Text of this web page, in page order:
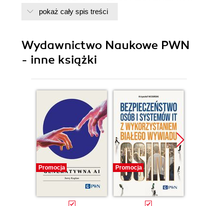
(PROJEKT 6) 94 13. TERMOMETR Z ALARMEM
RUSZAMY! (PROJEKT 10) 127 17. KONTROLUJ
SILNIK (PROJEKT 11) 134 18. AJ, ZA BLISKO!
(PROJEKT 12) 143 19. OMIJAJ PRZESZKODY
(PROJEKT 14) 167 21. ROZWIĄZANIA ZADAŃ 173
pokaż cały spis treści
Wydawnictwo Naukowe PWN
- inne książki
Promocja Promocja